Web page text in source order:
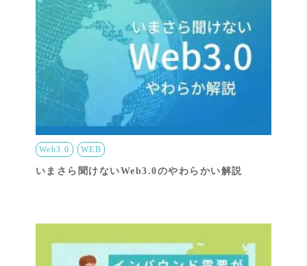
Web3.0 WEB
いまさら聞けないWeb3.0のやわらかい解説